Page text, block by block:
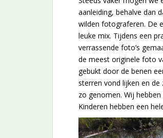
aanleiding, behalve dan
wilden fotograferen. De
leuke mix. Tijdens een
verrassende foto’s
de meest originele foto
gebukt door de benen
sterren vond lijken en
zo genomen. Wij
Kinderen hebben een